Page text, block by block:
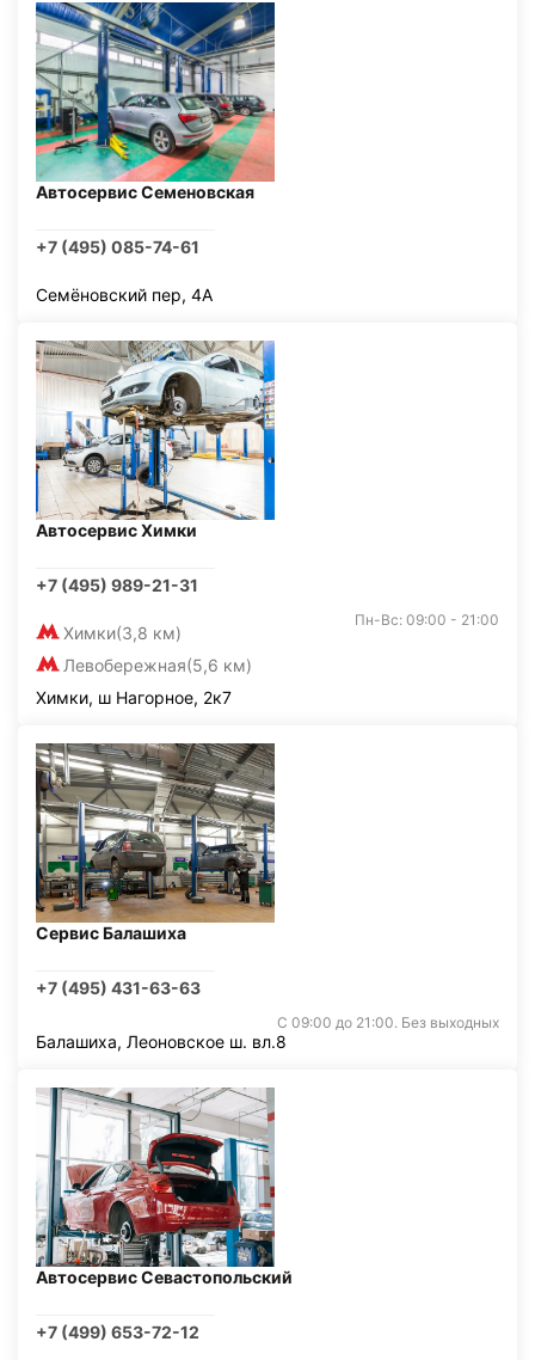
Автосервис Семеновская
+7 (495) 085-74-61
Семёновский пер, 4А
Автосервис Химки
+7 (495) 989-21-31
Химки(3,8 км)
Левобережная(5,6 км)
Пн-Вс: 09:00 - 21:00
Химки, ш Нагорное, 2к7
Сервис Балашиха
+7 (495) 431-63-63
С 09:00 до 21:00. Без выходных
Балашиха, Леоновское ш. вл.8
Автосервис Севастопольский
+7 (499) 653-72-12